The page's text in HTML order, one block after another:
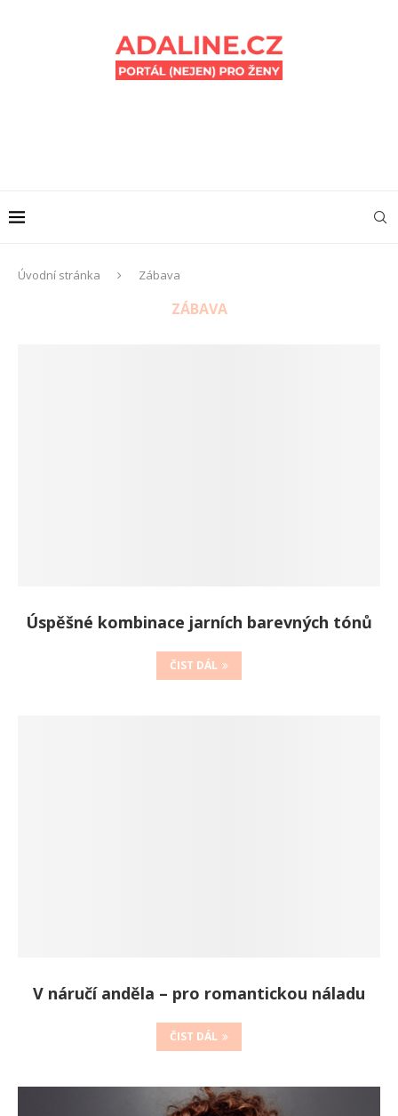
Úvodní stránka Zábava
ZÁBAVA
Úspěšné kombinace jarních barevných tónů
ČIST DÁL
V náručí anděla – pro romantickou náladu
ČIST DÁL